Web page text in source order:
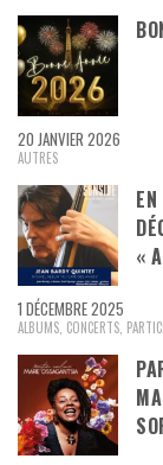
20 JANVIER 2026
AUTRES
«
1 DÉCEMBRE 2025
ALBUMS, CONCERTS,